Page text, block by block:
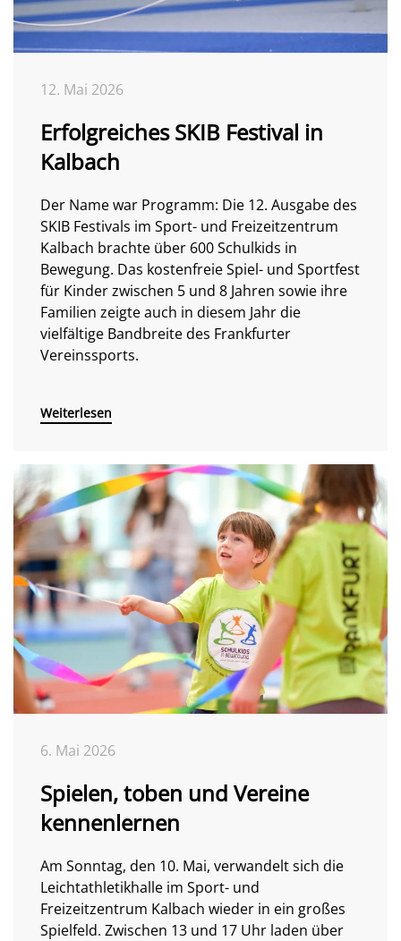
12. Mai 2026
Erfolgreiches SKIB Festival in
Kalbach
Der Name war Programm: Die 12. Ausgabe des
SKIB Festivals im Sport- und Freizeitzentrum
Kalbach brachte über 600 Schulkids in
Bewegung. Das kostenfreie Spiel- und Sportfest
für Kinder zwischen 5 und 8 Jahren sowie ihre
Familien zeigte auch in diesem Jahr die
vielfältige Bandbreite des Frankfurter
Vereinssports.
Weiterlesen
6. Mai 2026
Spielen, toben und Vereine
kennenlernen
Am Sonntag, den 10. Mai, verwandelt sich die
Leichtathletikhalle im Sport- und
Freizeitzentrum Kalbach wieder in ein großes
Spielfeld. Zwischen 13 und 17 Uhr laden über